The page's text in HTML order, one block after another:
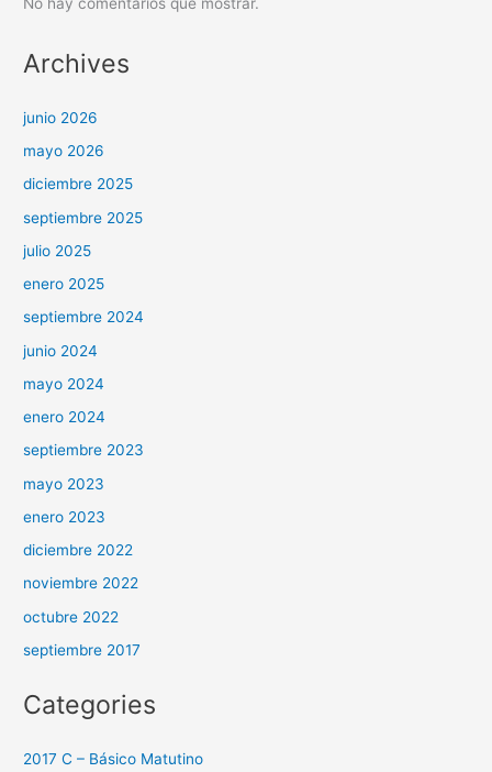
No hay comentarios que mostrar.
Archives
junio 2026
mayo 2026
diciembre 2025
septiembre 2025
julio 2025
enero 2025
septiembre 2024
junio 2024
mayo 2024
enero 2024
septiembre 2023
mayo 2023
enero 2023
diciembre 2022
noviembre 2022
octubre 2022
septiembre 2017
Categories
2017 C – Básico Matutino